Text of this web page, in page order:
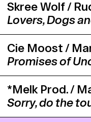
Skree Wolf /
Lovers, Dogs
Cie Moost /
Promises of
*Melk Prod. /
Sorry, do the